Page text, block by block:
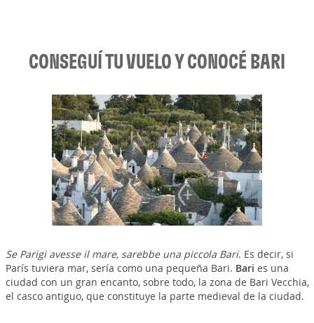
CONSEGUÍ TU VUELO Y CONOCÉ BARI
Se Parigi avesse il mare, sarebbe una piccola Bari. Es decir, si
París tuviera mar, sería como una pequeña Bari. Bari es una
ciudad con un gran encanto, sobre todo, la zona de Bari Vecchia,
el casco antiguo, que constituye la parte medieval de la ciudad.